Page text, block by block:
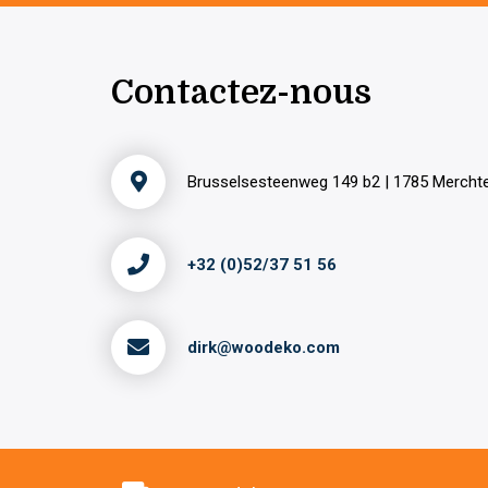
Contactez-nous
Brusselsesteenweg 149 b2 | 1785
+32 (0)52/37 51 56
dirk@woodeko.com